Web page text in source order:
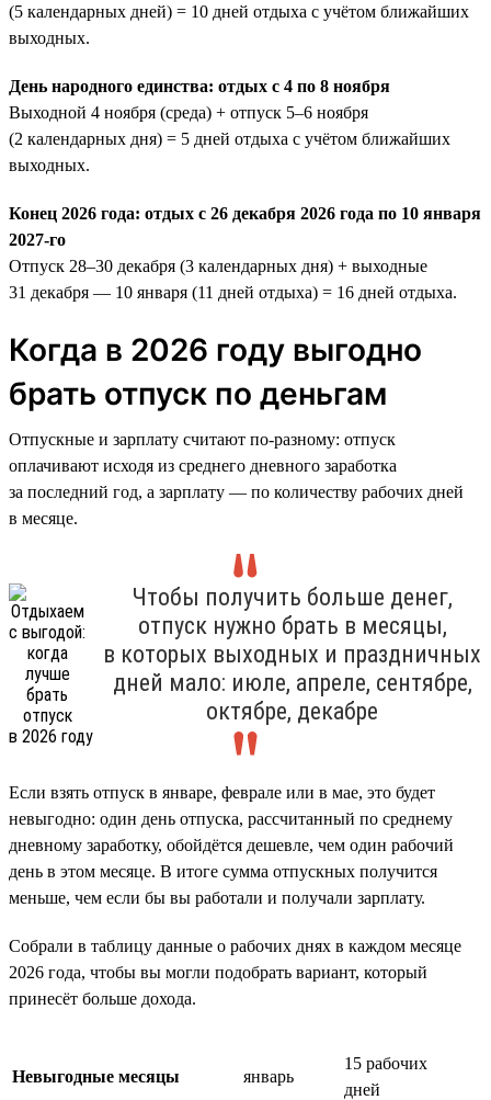
(5 календарных дней) = 10 дней отдыха с учётом ближайших
выходных.
День народного единства: отдых с 4 по 8 ноября
Выходной 4 ноября (среда) + отпуск 5–6 ноября
(2 календарных дня) = 5 дней отдыха с учётом ближайших
выходных.
Конец 2026 года: отдых с 26 декабря 2026 года по 10 января
2027-го
Отпуск 28–30 декабря (3 календарных дня) + выходные
31 декабря — 10 января (11 дней отдыха) = 16 дней отдыха.
Когда в 2026 году выгодно
брать отпуск по деньгам
Отпускные и зарплату считают по-разному: отпуск
оплачивают исходя из среднего дневного заработка
за последний год, а зарплату — по количеству рабочих дней
в месяце.
Чтобы получить больше денег,
отпуск нужно брать в месяцы,
в которых выходных и праздничных
дней мало: июле, апреле, сентябре,
октябре, декабре
Если взять отпуск в январе, феврале или в мае, это будет
невыгодно: один день отпуска, рассчитанный по среднему
дневному заработку, обойдётся дешевле, чем один рабочий
день в этом месяце. В итоге сумма отпускных получится
меньше, чем если бы вы работали и получали зарплату.
Собрали в таблицу данные о рабочих днях в каждом месяце
2026 года, чтобы вы могли подобрать вариант, который
принесёт больше дохода.
Невыгодные месяцы январь
15 рабочих
дней